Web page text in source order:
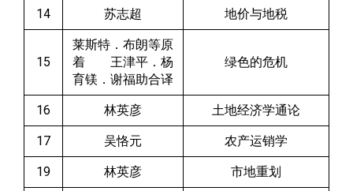
14 苏志超 地价与地税
15
莱斯特．布朗等原
着 王津平．杨
育镁．谢福助合译
绿色的危机
16 林英彦 土地经济学通论
17 吴恪元 农产运销学
19 林英彦 市地重划